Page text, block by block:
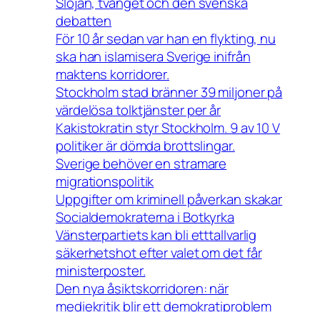
debatten
För 10 år sedan var han en flykting, nu
ska han islamisera Sverige inifrån
maktens korridorer.
Stockholm stad bränner 39 miljoner på
värdelösa tolktjänster per år
Kakistokratin styr Stockholm. 9 av 10 V
politiker är dömda brottslingar.
Sverige behöver en stramare
migrationspolitik
Uppgifter om kriminell påverkan skakar
Socialdemokraterna i Botkyrka
Vänsterpartiets kan bli etttallvarlig
säkerhetshot efter valet om det får
ministerposter.
Den nya åsiktskorridoren: när
mediekritik blir ett demokratiproblem